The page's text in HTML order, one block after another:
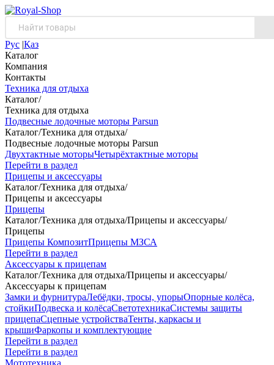
Рус |Қаз
Каталог
Компания
Контакты
Техника для отдыха
Каталог/
Техника для отдыха
Подвесные лодочные моторы Parsun
Каталог/Техника для отдыха/
Подвесные лодочные моторы Parsun
Двухтактные моторыЧетырёхтактные моторы
Перейти в раздел
Прицепы и аксессуары
Каталог/Техника для отдыха/
Прицепы и аксессуары
Прицепы
Каталог/Техника для отдыха/Прицепы и аксессуары/
Прицепы
Прицепы КомпозитПрицепы МЗСА
Перейти в раздел
Аксессуары к прицепам
Каталог/Техника для отдыха/Прицепы и аксессуары/
Аксессуары к прицепам
Замки и фурнитураЛебёдки, тросы, упорыОпорные колёса,
стойкиПодвеска и колёсаСветотехникаСистемы защиты
прицепаСцепные устройстваТенты, каркасы и
крышиФаркопы и комплектующие
Перейти в раздел
Перейти в раздел
Мототехника